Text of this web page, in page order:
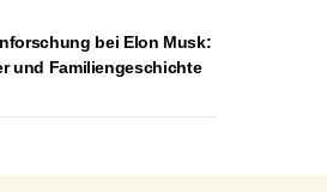
bei Elon Musk:
und Familiengeschichte